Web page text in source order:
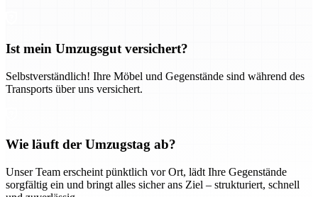
Ist mein Umzugsgut versichert?
Selbstverständlich! Ihre Möbel und Gegenstände sind während des
Transports über uns versichert.
Wie läuft der Umzugstag ab?
Unser Team erscheint pünktlich vor Ort, lädt Ihre Gegenstände
sorgfältig ein und bringt alles sicher ans Ziel – strukturiert, schnell